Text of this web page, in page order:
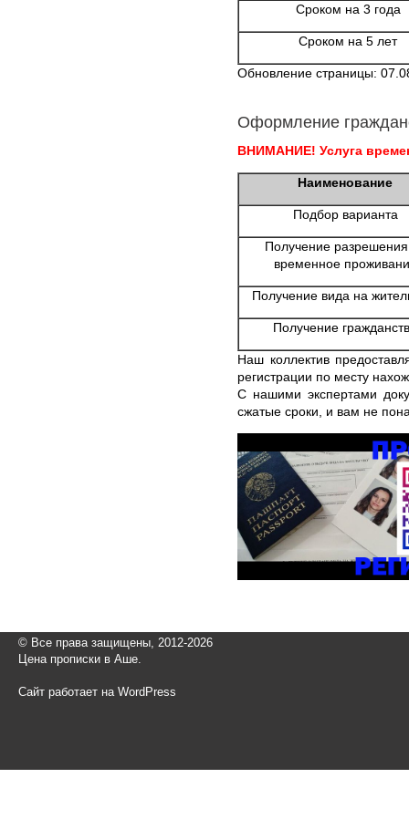
Сроком на 3 года
Сроком на 5 лет
Обновление страницы:
Оформление
ВНИМАНИЕ! Услуга
Наименование
Подбор варианта
Получение
временное
Получение вида на
Получение
Наш коллектив
регистрации по месту
С нашими экспертами
сжатые сроки, и вам не
© Все права защищены, 2012-2026
Цена прописки в Аше.
Сайт работает на WordPress